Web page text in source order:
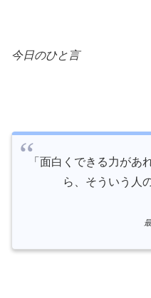
今日のひと言
「面白くできる力があ
ら、そういう人